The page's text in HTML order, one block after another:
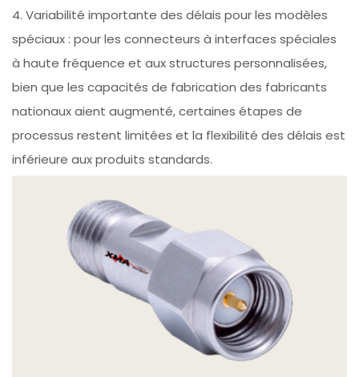
4. Variabilité importante des délais pour les modèles
spéciaux : pour les connecteurs à interfaces spéciales
à haute fréquence et aux structures personnalisées,
bien que les capacités de fabrication des fabricants
nationaux aient augmenté, certaines étapes de
processus restent limitées et la flexibilité des délais est
inférieure aux produits standards.